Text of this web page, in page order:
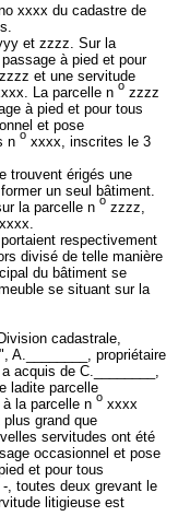
xxxx du cadastre de
et zzzz. Sur la
à pied et pour
et une servitude
La parcelle n o zzzz
à pied et pour tous
et pose
n o xxxx, inscrites le 3
trouvent érigés une
un seul bâtiment.
la parcelle n o zzzz,
xxxx.
respectivement
divisé de telle manière
du bâtiment se
se situant sur la
cadastrale,
A.________, propriétaire
acquis de C.________,
ladite parcelle
la parcelle n o xxxx
grand que
servitudes ont été
occasionnel et pose
et pour tous
, toutes deux grevant le
litigieuse est